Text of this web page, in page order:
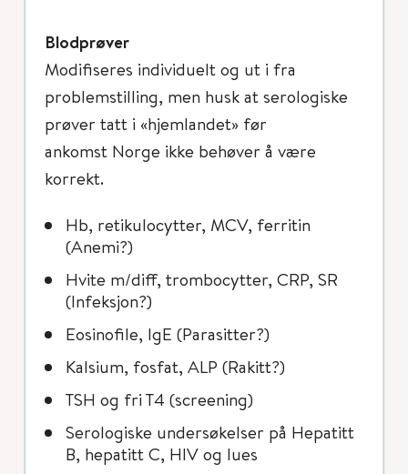
Blodprøver
Modifiseres individuelt og ut i fra
problemstilling, men husk at serologiske
prøver tatt i «hjemlandet» før
ankomst Norge ikke behøver å være
korrekt.
Hb, retikulocytter, MCV, ferritin
(Anemi?)
Hvite m/diff, trombocytter, CRP, SR
(Infeksjon?)
Eosinofile, IgE (Parasitter?)
Kalsium, fosfat, ALP (Rakitt?)
TSH og fri T4 (screening)
Serologiske undersøkelser på Hepatitt
B, hepatitt C, HIV og lues